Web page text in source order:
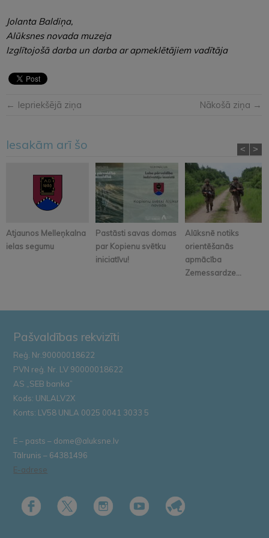
Jolanta Baldiņa,
Alūksnes novada muzeja
Izglītojošā darba un darba ar apmeklētājiem vadītāja
← Iepriekšējā ziņa Nākošā ziņa →
Iesakām arī šo
Atjaunos Melleņkalna
ielas segumu
Pastāsti savas domas
par Kopienu svētku
iniciatīvu!
Alūksnē notiks
orientēšanās
apmācība
Zemessardze...
< >
Pašvaldības rekvizīti
Reģ. Nr.90000018622
PVN reģ. Nr. LV 90000018622
AS „SEB banka”
Kods: UNLALV2X
Konts: LV58 UNLA 0025 0041 3033 5
E – pasts – dome@aluksne.lv
Tālrunis – 64381496
E-adrese